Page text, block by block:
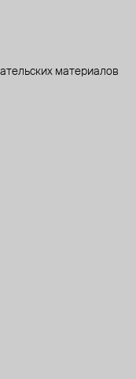
материалов